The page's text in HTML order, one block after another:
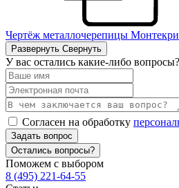
Чертёж металлочерепицы
Развернуть Свернуть
У вас остались какие-либо
Согласен на обработку
Задать вопрос
Остались вопросы?
Поможем с выбором
8 (495) 221-64-55